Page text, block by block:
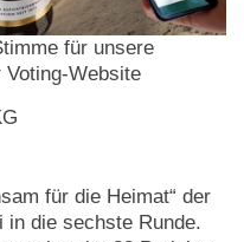
für unsere
Voting-Website
für die Heimat“ der
in die sechste Runde.